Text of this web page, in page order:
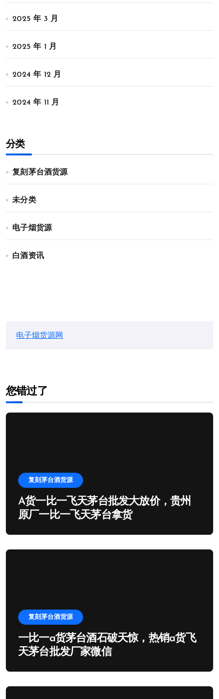
2025 年 3 月
2025 年 1 月
2024 年 12 月
2024 年 11 月
分类
复刻茅台酒货源
未分类
电子烟货源
白酒资讯
电子烟货源网
您错过了
复刻茅台酒货源
A货一比一飞天茅台批发大放价，贵州
原厂一比一飞天茅台拿货
复刻茅台酒货源
一比一a货茅台酒石破天惊，热销a货飞
天茅台批发厂家微信